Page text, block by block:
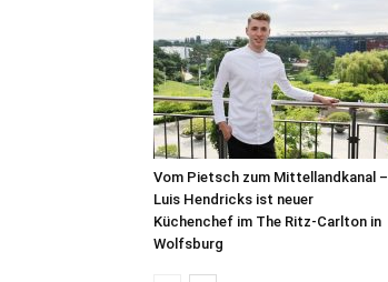
Vom Pietsch zum Mittellandkanal –
Luis Hendricks ist neuer
Küchenchef im The Ritz-Carlton in
Wolfsburg